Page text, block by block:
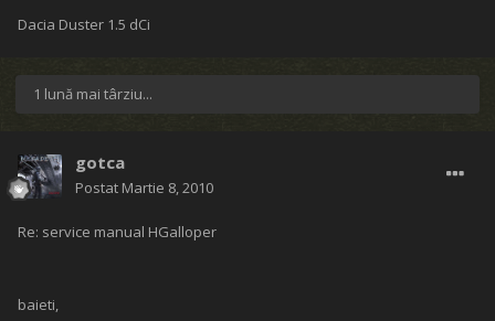
Dacia Duster 1.5 dCi
1 lună mai târziu...
gotca
Postat Martie 8, 2010
Re: service manual HGalloper
baieti,